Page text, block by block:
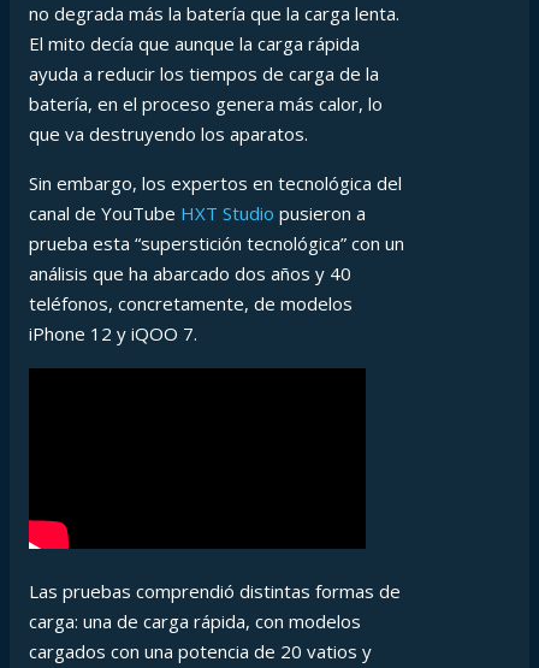
no degrada más la batería que la carga lenta.
El mito decía que aunque la carga rápida
ayuda a reducir los tiempos de carga de la
batería, en el proceso genera más calor, lo
que va destruyendo los aparatos.
Sin embargo, los expertos en tecnológica del
canal de YouTube HXT Studio pusieron a
prueba esta “superstición tecnológica” con un
análisis que ha abarcado dos años y 40
teléfonos, concretamente, de modelos
iPhone 12 y iQOO 7.
Las pruebas comprendió distintas formas de
carga: una de carga rápida, con modelos
cargados con una potencia de 20 vatios y